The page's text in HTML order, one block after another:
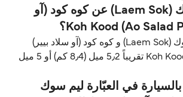
كم تبعد ليم سوك (Laem Sok) عن كوه كود (آو
المسافة بين ليم سوك (Laem Sok) و كوه كود (آو سلاد بيير)
((Koh Kood (Ao Salad Pier) تقريباً 5٫2 ميل (8٫4 كم) أو 5 ميل
في العبّارة ليم سوك